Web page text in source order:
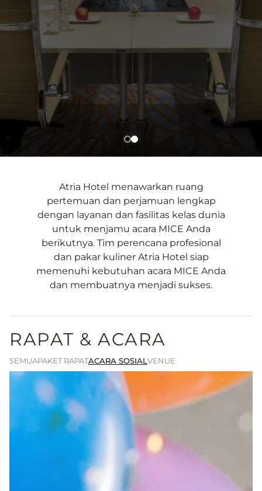
Atria Hotel menawarkan ruang
pertemuan dan perjamuan lengkap
dengan layanan dan fasilitas kelas dunia
untuk menjamu acara MICE Anda
berikutnya. Tim perencana profesional
dan pakar kuliner Atria Hotel siap
memenuhi kebutuhan acara MICE Anda
dan membuatnya menjadi sukses.
RAPAT & ACARA
SEMUAPAKET RAPATACARA SOSIALVENUE